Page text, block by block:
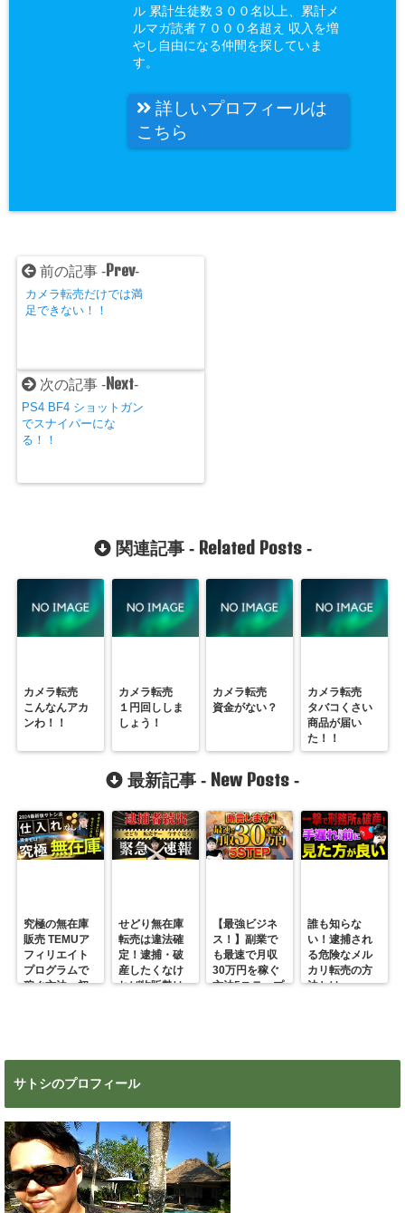
ル 累計生徒数３００名以上、累計メ
ルマガ読者７０００名超え 収入を増
やし自由になる仲間を探していま
す。
詳しいプロフィールは
こちら
前の記事 - Prev-
カメラ転売だけでは満
足できない！！
次の記事 - Next-
PS4 BF4 ショットガン
でスナイパーにな
る！！
関連記事 - Related Posts-
カメラ転売
こんなんアカ
ンわ！！
カメラ転売
１円回ししま
しょう！
カメラ転売
資金がない？
カメラ転売
タバコくさい
商品が届い
た！！
最新記事 - New Posts -
究極の無在庫
販売 TEMUア
フィリエイト
プログラムで
稼ぐ方法 初
せどり無在庫
転売は違法確
定！逮捕・破
産したくなけ
れば物販勢は
【最強ビジネ
ス！】副業で
も最速で月収
30万円を稼ぐ
方法5ステップ
誰も知らな
い！逮捕され
る危険なメル
カリ転売の方
法とは
サトシのプロフィール